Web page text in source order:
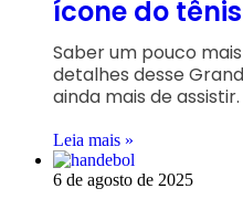
ícone do tênis
Saber um pouco
detalhes desse
ainda mais de assistir.
Leia mais »
6 de agosto de 2025